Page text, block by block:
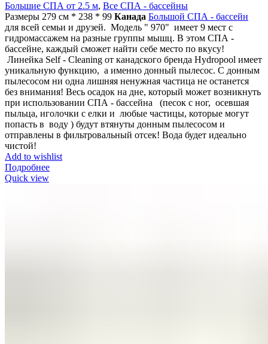
Большие СПА от 2.5 м, Все СПА - бассейны
Размеры 279 см * 238 * 99 Канада Большой СПА - бассейн
для всей семьи и друзей. Модель " 970" имеет 9 мест с
гидромассажем на разные группы мышц. В этом СПА -
бассейне, каждый сможет найти себе место по вкусу!
Линейка Self - Cleaning от канадского бренда Hydropool имеет
уникальную функцию, а именно донный пылесос. С донным
пылесосом ни одна лишняя ненужная частица не останется
без внимания! Весь осадок на дне, который может возникнуть
при использовании СПА - бассейна (песок с ног, осевшая
пыльца, иголочки с елки и любые частицы, которые могут
попасть в воду ) будут втянуты донным пылесосом и
отправлены в фильтровальный отсек! Вода будет идеально
чистой!
Add to wishlist
Подробнее
Quick view